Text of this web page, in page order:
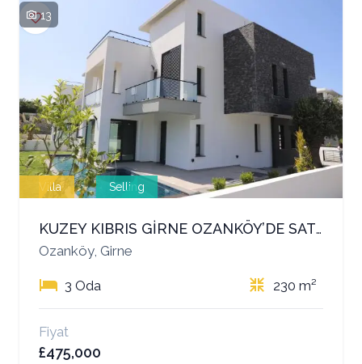
13
Villa Selling
KUZEY KIBRIS GİRNE OZANKÖY’DE SATILIK LÜKS VİLLALAR – YATIRIM VE YAŞAM İÇİN EŞSİZ FIRSAT
Ozanköy, Girne
3 Oda 230 m²
Fiyat
£475,000